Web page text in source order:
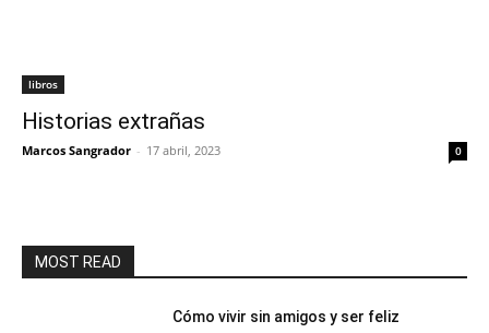
libros
Historias extrañas
Marcos Sangrador - 17 abril, 2023 0
MOST READ
Cómo vivir sin amigos y ser feliz